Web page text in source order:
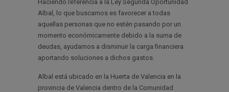
Haciendo referencia a la Ley Segunda Oportunidad
Albal, lo que buscamos es favorecer a todas
aquellas personas que no estén pasando por un
momento económicamente debido a la suma de
deudas, ayudamos a disminuir la carga financiera
aportando soluciones a dichos gastos.
Albal está ubicado en la Huerta de Valencia en la
provincia de Valencia dentro de la Comunidad